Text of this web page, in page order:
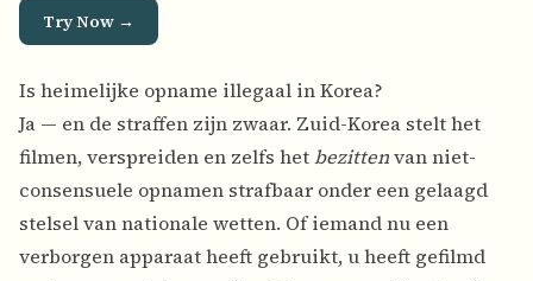
Try Now →
Is heimelijke opname illegaal in Korea?
Ja — en de straffen zijn zwaar. Zuid-Korea stelt het
filmen, verspreiden en zelfs hetbezittenvan niet-
consensuele opnamen strafbaar onder een gelaagd
stelsel van nationale wetten. Of iemand nu een
verborgen apparaat heeft gebruikt, u heeft gefilmd